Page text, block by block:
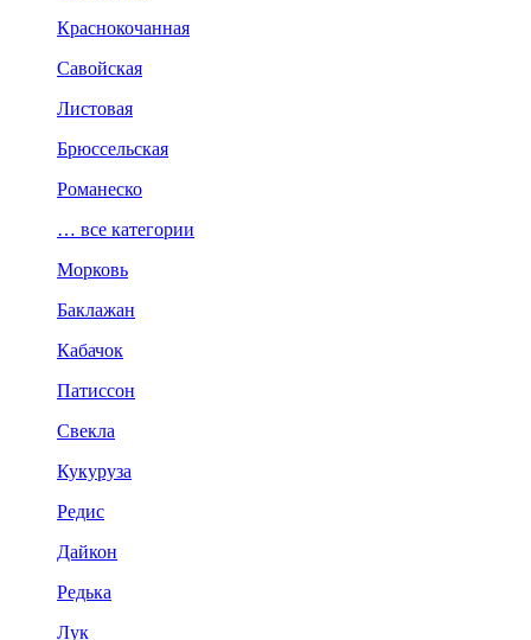
Краснокочанная
Савойская
Листовая
Брюссельская
Романеско
… все категории
Морковь
Баклажан
Кабачок
Патиссон
Свекла
Кукуруза
Редис
Дайкон
Редька
Лук